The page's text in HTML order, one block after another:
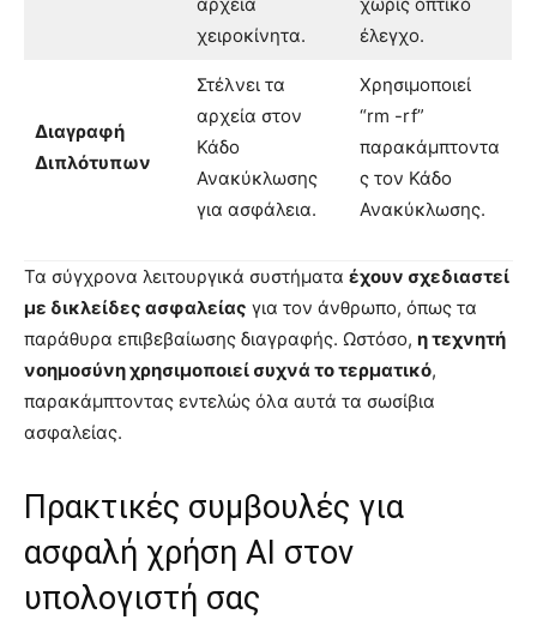
χειροκίνητα.
έλεγχο.
Διαγραφή
Διπλότυπων
Στέλνει τα
αρχεία στον
Κάδο
Ανακύκλωσης
για ασφάλεια.
Χρησιμοποιεί
“rm -rf”
παρακάμπτοντα
ς τον Κάδο
Ανακύκλωσης.
Τα σύγχρονα λειτουργικά συστήματα έχουν σχεδιαστεί
με δικλείδες ασφαλείας για τον άνθρωπο, όπως τα
παράθυρα επιβεβαίωσης διαγραφής. Ωστόσο, η τεχνητή
νοημοσύνη χρησιμοποιεί συχνά το τερματικό,
παρακάμπτοντας εντελώς όλα αυτά τα σωσίβια
ασφαλείας.
Πρακτικές συμβουλές για
ασφαλή χρήση AI στον
υπολογιστή σας